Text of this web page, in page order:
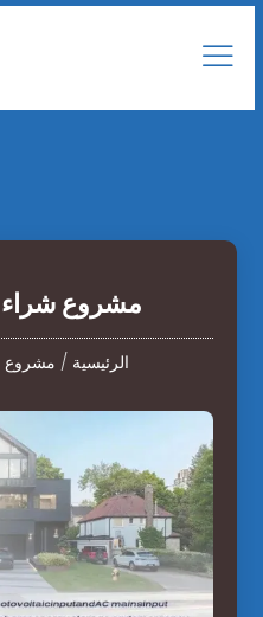
مشروع شراء
الرئيسية / مشروع